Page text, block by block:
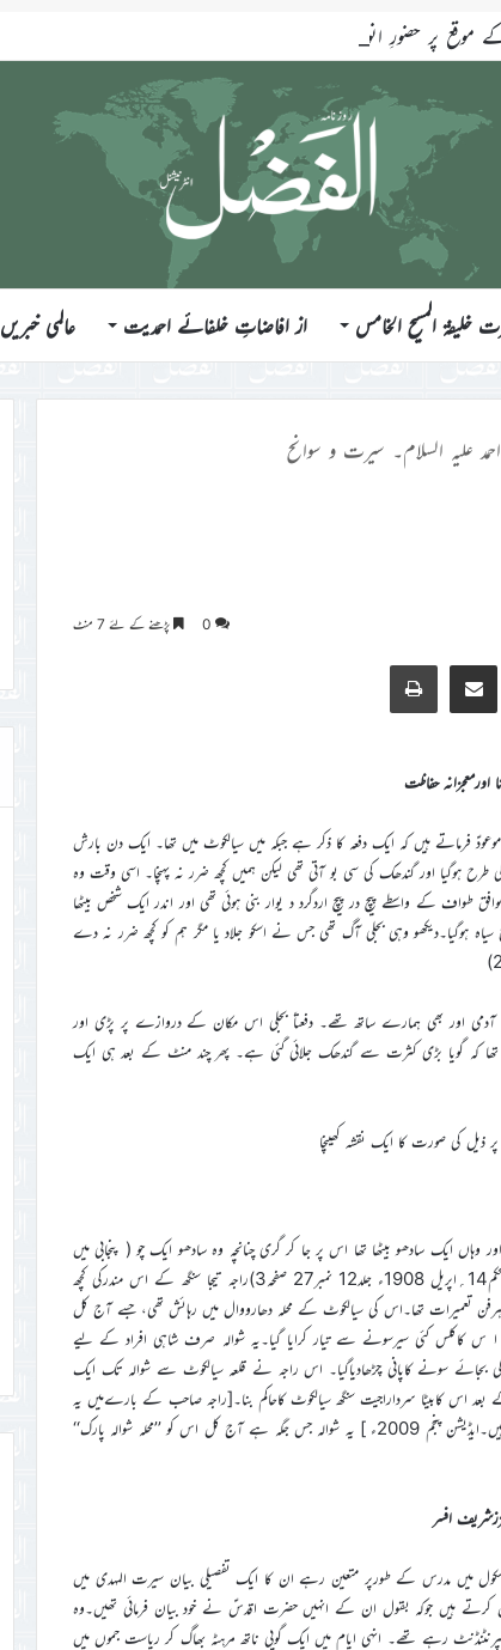
خلیفۃ المسیح الخامس از افاضاتِ خلفائے احمدیت عالمی خبریں
احمد علیہ السلام۔ سیرت و سوانح
0 پڑھنے کے لئے 7 منٹ
Share via Email
Print
اورمعجزانہ حفاظت
فرماتے ہیں کہ ایک دفعہ کا ذکر ہے جبکہ میں سیالکوٹ میں تھا۔ ایک دن بارش
طرح ہوگیا اور گندھک کی سی بو آتی تھی لیکن ہمیں کچھ ضرر نہ پہنچا۔ اسی وقت وہ
طواف کے واسطے پیچ در پیچ اردگرد د یوار بنی ہوئی تھی اور اندر ایک شخص بیٹھا
ہوگیا۔دیکھو وہی بجلی آگ تھی جس نے اسکو جلاد یا مگر ہم کو کچھ ضرر نہ دے
آدمی اور بھی ہمارے ساتھ تھے۔ دفعتاً بجلی اس مکان کے دروازے پر پڑی اور
تھا کہ گویا بڑی کثرت سے گندھک جلائی گئی ہے۔ پھر چند منٹ کے بعد ہی ایک
کی صورت کا ایک نقشہ کھینچا
وہاں ایک سادھو بیٹھا تھا اس پر جا کر گری چنانچہ وہ سادھو ایک چو ( پنجابی میں
جلی ہوئی لکڑی کو کہتے ہیں)کی طرح ہوگیا ہوا تھا۔‘‘ (ملفوظات جلد10صفحہ 233،الحکم14؍اپریل 1908ء جلد12 نمبر27 صفحہ3)راجہ تیجا سنگھ کے اس مندرکی کچھ
تعمیرات تھا۔اس کی سیالکوٹ کے محلہ دھارووال میں رہائش تھی، جسے آج کل
ا س کاکلس کئی سیرسونے سے تیار کرایا گیا۔یہ شوالہ صرف شاہی افراد کے لیے
سونے کاپانی چڑھادیاگیا۔ اس راجہ نے قلعہ سیالکوٹ سے شوالہ تک ایک
بعد اس کابیٹا سرداراجیت سنگھ سیالکوٹ کاحاکم بنا۔[راجہ صاحب کے بارےمیں یہ
معلومات اشفاق نیاز کی تصنیف ’’تاریخ سیالکوٹ‘‘ کے صفحات 61-63سے لی گئی ہیں۔ایڈیشن پنجم 2009ء ] یہ شوالہ جس جگہ ہے آج کل اس کو ’’محلہ شوالہ پارک‘‘
افسر
میں مدرس کے طورپر متعین رہے ان کا ایک تفصیلی بیان سیرت المہدی میں
ہیں جوکہ بقول ان کے انہیں حضرت اقدسؑ نے خود بیان فرمائی تھیں۔وہ
رہے تھے۔ انہی ایام میں ایک گوپی ناتھ مرہٹہ بھاگ کر ریاست جموں میں